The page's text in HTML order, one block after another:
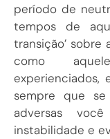
período de
tempos de
transição’ sobre
como
experienciados,
sempre que
adversas
instabilidade e